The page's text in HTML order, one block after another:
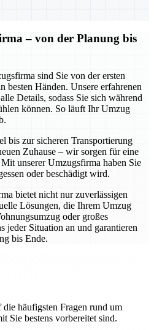
– von der Planung bis
sind Sie von der ersten
besten Händen. Unsere erfahrenen
Details, sodass Sie sich während
können. So läuft Ihr Umzug
bis zur sicheren Transportierung
Zuhause – wir sorgen für eine
unserer Umzugsfirma haben Sie
oder beschädigt wird.
bietet nicht nur zuverlässigen
Lösungen, die Ihrem Umzug
oder großes
jeder Situation an und garantieren
bis Ende.
häufigsten Fragen rund um
Sie bestens vorbereitet sind.